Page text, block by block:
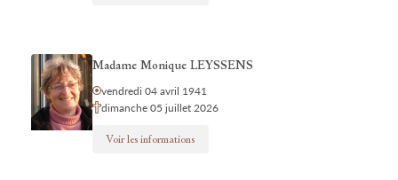
Madame Monique LEYSSENS
vendredi 04 avril 1941
dimanche 05 juillet 2026
Voir les informations